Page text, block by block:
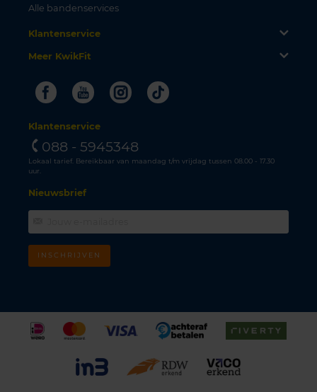
Alle bandenservices
Klantenservice
Meer KwikFit
FacebookYoutubeInstagram
Tiktok
Klantenservice
088 - 5945348
Lokaal tarief. Bereikbaar van maandag t/m vrijdag tussen 08.00 - 17.30
uur.
Nieuwsbrief
INSCHRIJVEN